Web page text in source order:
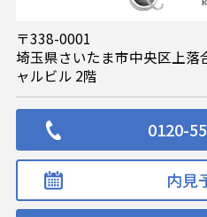
〒338-0001
埼玉県さいたま市中央区上落
ャルビル 2階
0120-
内見